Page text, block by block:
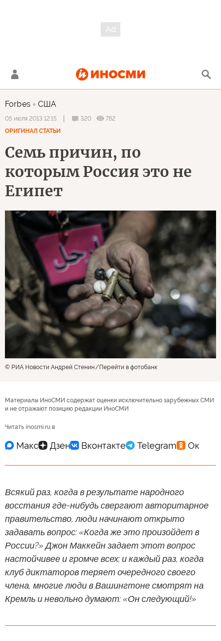
Forbes США
05 июля 2013 12:15 320
782
ОРИГИНАЛ СТАТЬИ
Семь причин, по
которым Россия это не
Египет
© РИА Новости Андрей Стенин Перейти в фотобанк
Материалы ИноСМИ содержат оценки исключительно зарубежных СМИ
и не отражают позицию редакции ИноСМИ
Читать inosmi.ru в
Всякий раз, когда в результате народного
восстания где-нибудь свергают авторитарное
правительство, люди начинают открыто
задавать вопрос: «Когда же это произойдет в
России?» Джон Маккейн задает этот вопрос
настойчивее и громче всех; и каждый раз, когда
клуб диктаторов теряет очередного своего
члена, многие люди в Вашингтоне смотрят на
Кремль и невольно думают: «Он следующий!»